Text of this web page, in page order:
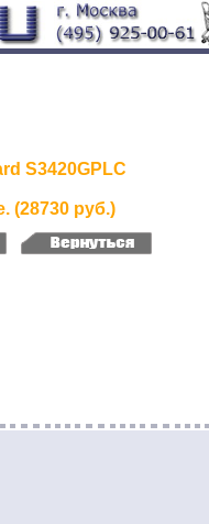
S3420GPLC
(28730 руб.)